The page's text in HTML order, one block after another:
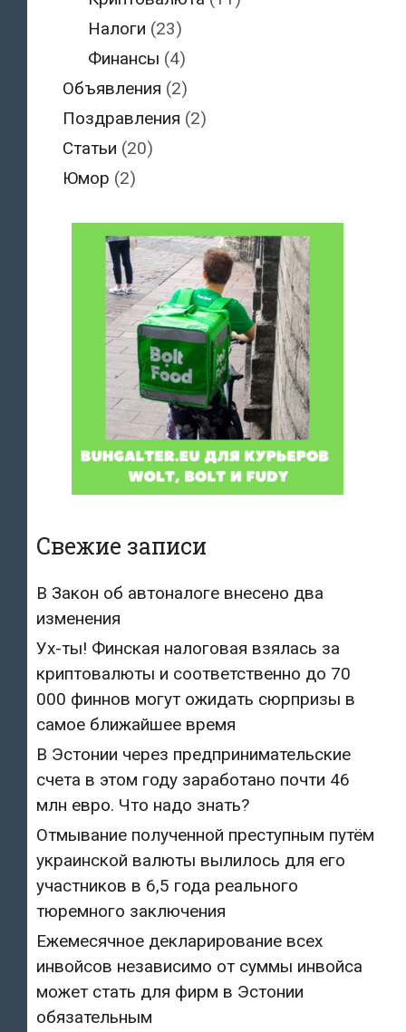
Налоги (23)
Финансы (4)
Объявления (2)
Поздравления (2)
Статьи (20)
Юмор (2)
Свежие записи
В Закон об автоналоге внесено два
изменения
Ух-ты! Финская налоговая взялась за
криптовалюты и соответственно до 70
000 финнов могут ожидать сюрпризы в
самое ближайшее время
В Эстонии через предпринимательские
счета в этом году заработано почти 46
млн евро. Что надо знать?
Отмывание полученной преступным путём
украинской валюты вылилось для его
участников в 6,5 года реального
тюремного заключения
Ежемесячное декларирование всех
инвойсов независимо от суммы инвойса
может стать для фирм в Эстонии
обязательным